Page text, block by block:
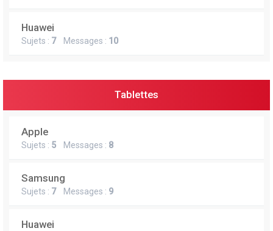
Huawei
Sujets : 7Messages : 10
Tablettes
Apple
Sujets : 5 Messages : 8
Samsung
Sujets : 7Messages : 9
Huawei